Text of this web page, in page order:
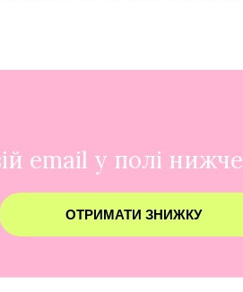
email у полі нижче
ОТРИМАТИ ЗНИЖКУ